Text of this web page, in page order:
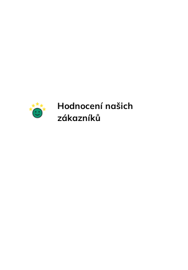
Hodnocení našich
zákazníků